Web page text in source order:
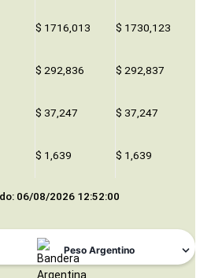
$ 1716,013 $ 1730,123
$ 292,836 $ 292,837
$ 37,247 $ 37,247
$ 1,639 $ 1,639
06/08/2026 12:52:00